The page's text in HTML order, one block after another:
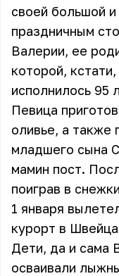
своей большой
праздничным
Валерии, ее
которой,
исполнилось 95
Певица
оливье, а также
младшего сына
мамин пост.
поиграв в
1 января
курорт в
Дети, да и сама
осваивали